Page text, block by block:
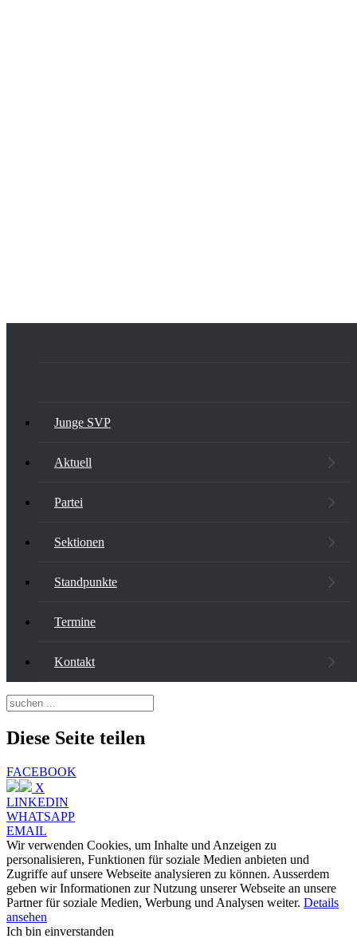
Junge SVP
Aktuell
Partei
Sektionen
Standpunkte
Termine
Kontakt
Diese Seite teilen
FACEBOOK
X
LINKEDIN
WHATSAPP
EMAIL
Wir verwenden Cookies, um Inhalte und Anzeigen zu
personalisieren, Funktionen für soziale Medien anbieten und
Zugriffe auf unsere Webseite analysieren zu können. Ausserdem
geben wir Informationen zur Nutzung unserer Webseite an unsere
Partner für soziale Medien, Werbung und Analysen weiter. Details
ansehen
Ich bin einverstanden